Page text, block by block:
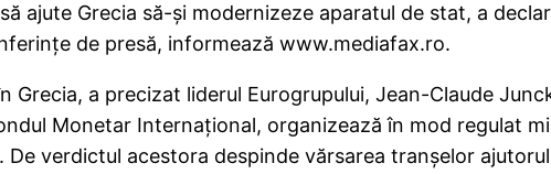
ajute Grecia să-şi modernizeze aparatul de stat, a
de presă, informează www.mediafax.ro.
Grecia, a precizat liderul Eurogrupului, Jean-Claude
Monetar Internaţional, organizează în mod regulat
verdictul acestora despinde vărsarea tranşelor